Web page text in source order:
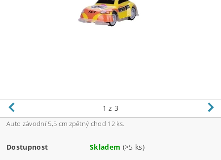
1 z 3
Auto závodní 5,5 cm zpětný chod 12 ks.
Dostupnost Skladem (>5 ks)